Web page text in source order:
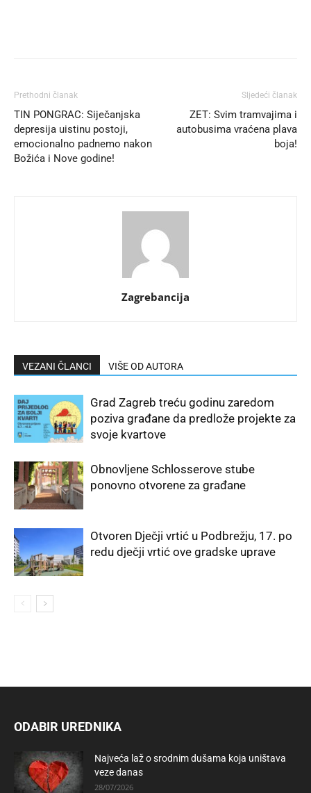
Prethodni članak
TIN PONGRAC: Siječanjska
depresija uistinu postoji,
emocionalno padnemo nakon
Božića i Nove godine!
Sljedeći članak
ZET: Svim tramvajima i
autobusima vraćena plava
boja!
Zagrebancija
VEZANI ČLANCI VIŠE OD AUTORA
Grad Zagreb treću godinu zaredom
poziva građane da predlože projekte za
svoje kvartove
Obnovljene Schlosserove stube
ponovno otvorene za građane
Otvoren Dječji vrtić u Podbrežju, 17. po
redu dječji vrtić ove gradske uprave
ODABIR UREDNIKA
Najveća laž o srodnim dušama koja uništava
veze danas
28/07/2026